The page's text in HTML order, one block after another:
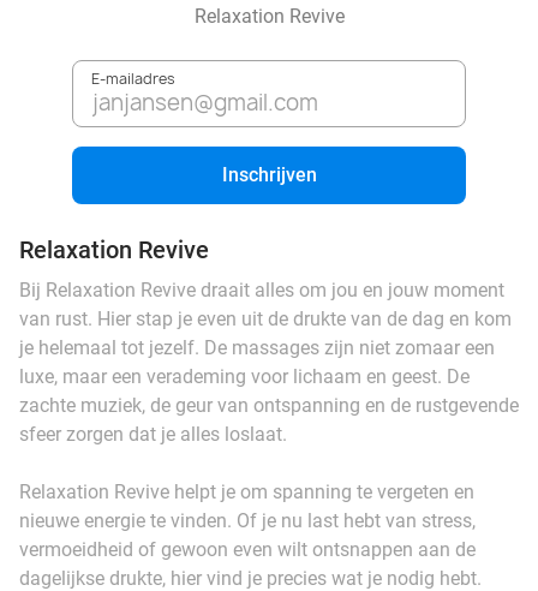
Relaxation Revive
E-mailadres
Inschrijven
Relaxation Revive
Bij Relaxation Revive draait alles om jou en jouw moment
van rust. Hier stap je even uit de drukte van de dag en kom
je helemaal tot jezelf. De massages zijn niet zomaar een
luxe, maar een verademing voor lichaam en geest. De
zachte muziek, de geur van ontspanning en de rustgevende
sfeer zorgen dat je alles loslaat.
Relaxation Revive helpt je om spanning te vergeten en
nieuwe energie te vinden. Of je nu last hebt van stress,
vermoeidheid of gewoon even wilt ontsnappen aan de
dagelijkse drukte, hier vind je precies wat je nodig hebt.